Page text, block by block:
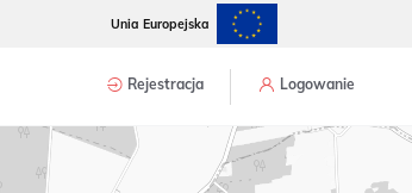
Unia Europejska
Rejestracja Logowanie